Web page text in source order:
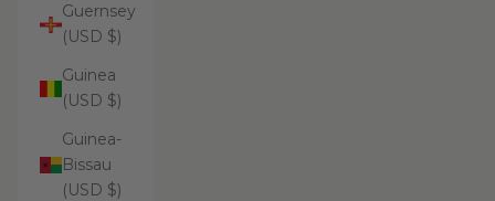
Guernsey
(USD $)
Guinea
(USD $)
Guinea-
Bissau
(USD $)